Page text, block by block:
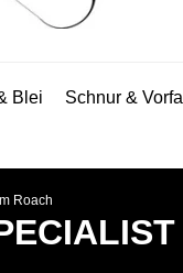
Blei Schnur &
Roach